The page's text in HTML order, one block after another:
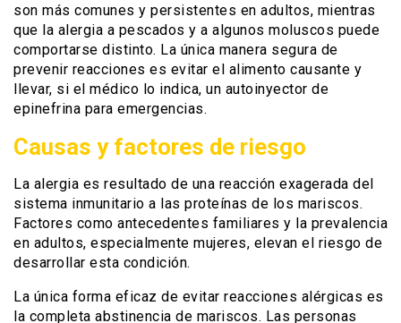
son más comunes y persistentes en adultos, mientras
que la alergia a pescados y a algunos moluscos puede
comportarse distinto. La única manera segura de
prevenir reacciones es evitar el alimento causante y
llevar, si el médico lo indica, un autoinyector de
epinefrina para emergencias.
Causas y factores de riesgo
La alergia es resultado de una reacción exagerada del
sistema inmunitario a las proteínas de los mariscos.
Factores como antecedentes familiares y la prevalencia
en adultos, especialmente mujeres, elevan el riesgo de
desarrollar esta condición.
La única forma eficaz de evitar reacciones alérgicas es
la completa abstinencia de mariscos. Las personas